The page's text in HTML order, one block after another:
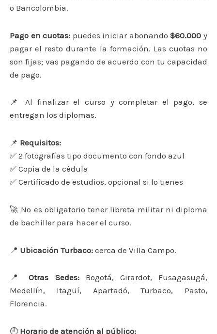
o Bancolombia.
Pago en cuotas: puedes iniciar abonando$60.000 y
pagar el resto durante la formación. Las cuotas no
son fijas; vas pagando de acuerdo con tu capacidad
de pago.
📌 Al finalizar el curso y completar el pago, se
entregan los diplomas.
📌 Requisitos:
✅ 2 fotografías tipo documento con fondo azul
✅ Copia de la cédula
✅ Certificado de estudios, opcional si lo tienes
🚀 No es obligatorio tener libreta militar ni diploma
de bachiller para hacer el curso.
📍 Ubicación Turbaco: cerca de Villa Campo.
📍Otras Sedes:Bogotá, Girardot, Fusagasugá,
Medellín, Itagüí, Apartadó, Turbaco, Pasto,
Florencia.
🕘 Horario de atención al público: